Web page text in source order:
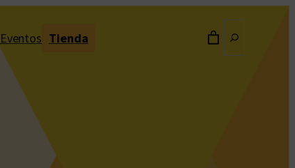
Eventos Tienda